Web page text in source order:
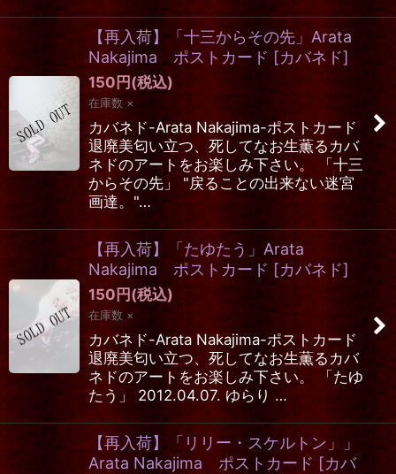
【再入荷】「十三からその先」Arata
Nakajima ポストカード [カバネド]
150 円 (税込)
在庫数 ×
カバネド-Arata Nakajima-ポストカード
退廃美匂い立つ、死してなお生薫るカバ
ネドのアートをお楽しみ下さい。 「十三
からその先」 "戻ることの出来ない迷宮
画達。"…
【再入荷】「たゆたう」Arata
Nakajima ポストカード [カバネド]
150 円 (税込)
在庫数 ×
カバネド-Arata Nakajima-ポストカード
退廃美匂い立つ、死してなお生薫るカバ
ネドのアートをお楽しみ下さい。 「たゆ
たう」 2012.04.07. ゆらり …
【再入荷】「リリー・スケルトン」」
Arata Nakajima ポストカード [カバ